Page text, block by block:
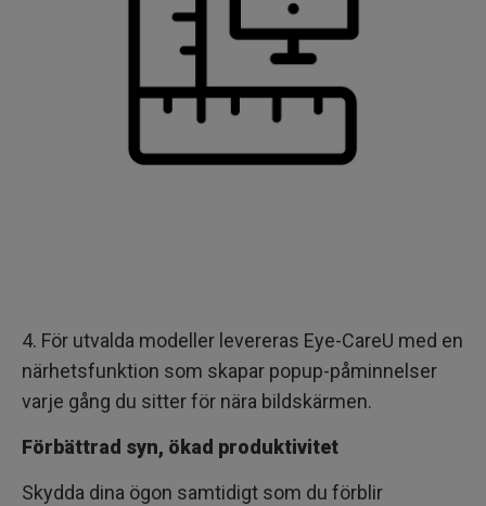
4. För utvalda modeller levereras Eye-CareU med en
närhetsfunktion som skapar popup-påminnelser
varje gång du sitter för nära bildskärmen.
Förbättrad syn, ökad produktivitet
Skydda dina ögon samtidigt som du förblir